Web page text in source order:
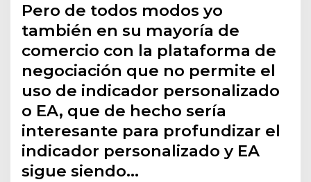
Pero de todos modos yo
también en su mayoría de
comercio con la plataforma de
negociación que no permite el
uso de indicador personalizado
o EA, que de hecho sería
interesante para profundizar el
indicador personalizado y EA
sigue siendo…